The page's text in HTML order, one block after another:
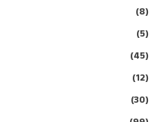
(8)
(5)
(45)
(12)
(30)